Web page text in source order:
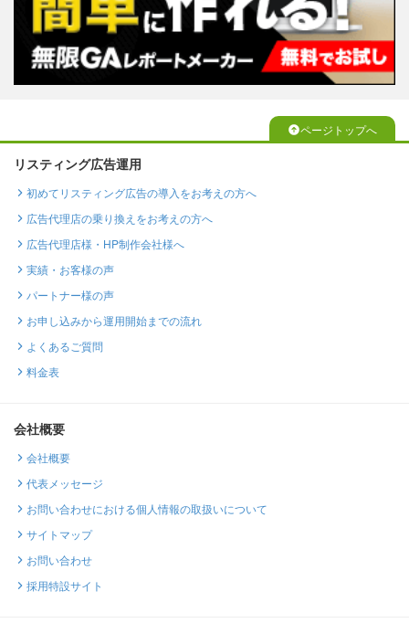
ページトップへ
リスティング広告運用
初めてリスティング広告の導入をお考えの方へ
広告代理店の乗り換えをお考えの方へ
広告代理店様・HP制作会社様へ
実績・お客様の声
パートナー様の声
お申し込みから運用開始までの流れ
よくあるご質問
料金表
会社概要
会社概要
代表メッセージ
お問い合わせにおける個人情報の取扱いについて
サイトマップ
お問い合わせ
採用特設サイト